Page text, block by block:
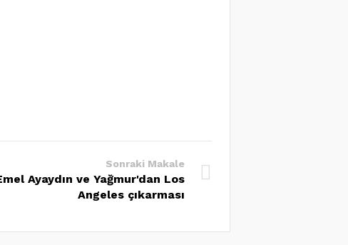
Sonraki Makale
Ayaydın ve Yağmur'dan Los
Angeles çıkarması